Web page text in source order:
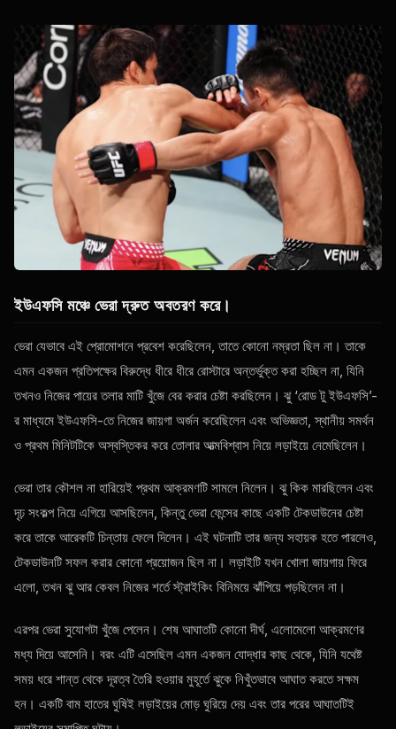
ইউএফসি মঞ্চে ভেরা দ্রুত অবতরণ করে।
ভেরা যেভাবে এই প্রোমোশনে প্রবেশ করেছিলেন, তাতে কোনো নম্রতা ছিল না। তাকে
এমন একজন প্রতিপক্ষের বিরুদ্ধে ধীরে ধীরে রোস্টারে অন্তর্ভুক্ত করা হচ্ছিল না, যিনি
তখনও নিজের পায়ের তলার মাটি খুঁজে বের করার চেষ্টা করছিলেন। ঝু ‘রোড টু ইউএফসি’-
র মাধ্যমে ইউএফসি-তে নিজের জায়গা অর্জন করেছিলেন এবং অভিজ্ঞতা, স্থানীয় সমর্থন
ও প্রথম মিনিটটিকে অস্বস্তিকর করে তোলার আত্মবিশ্বাস নিয়ে লড়াইয়ে নেমেছিলেন।
ভেরা তার কৌশল না হারিয়েই প্রথম আক্রমণটি সামলে নিলেন। ঝু কিক মারছিলেন এবং
দৃঢ় সংকল্প নিয়ে এগিয়ে আসছিলেন, কিন্তু ভেরা ফেন্সের কাছে একটি টেকডাউনের চেষ্টা
করে তাকে আরেকটি চিন্তায় ফেলে দিলেন। এই ঘটনাটি তার জন্য সহায়ক হতে পারলেও,
টেকডাউনটি সফল করার কোনো প্রয়োজন ছিল না। লড়াইটি যখন খোলা জায়গায় ফিরে
এলো, তখন ঝু আর কেবল নিজের শর্তে স্ট্রাইকিং বিনিময়ে ঝাঁপিয়ে পড়ছিলেন না।
এরপর ভেরা সুযোগটা খুঁজে পেলেন। শেষ আঘাতটি কোনো দীর্ঘ, এলোমেলো আক্রমণের
মধ্য দিয়ে আসেনি। বরং এটি এসেছিল এমন একজন যোদ্ধার কাছ থেকে, যিনি যথেষ্ট
সময় ধরে শান্ত থেকে দূরত্ব তৈরি হওয়ার মুহূর্তে ঝুকে নিখুঁতভাবে আঘাত করতে সক্ষম
হন। একটি বাম হাতের ঘুষিই লড়াইয়ের মোড় ঘুরিয়ে দেয় এবং তার পরের আঘাতটিই